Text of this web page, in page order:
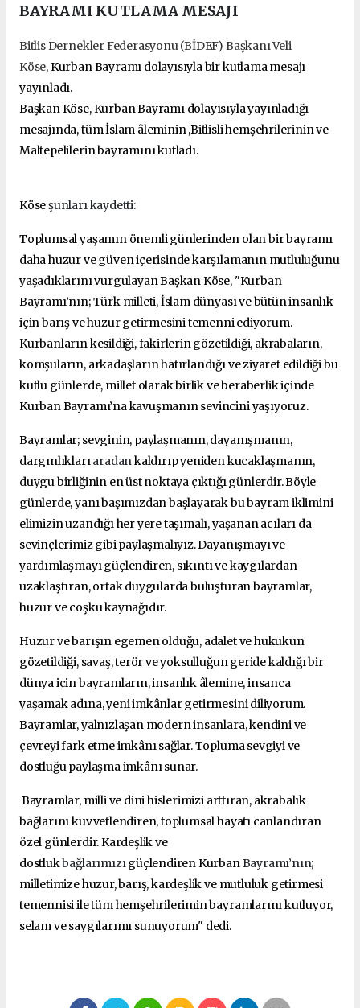
BAYRAMI KUTLAMA MESAJI
Bitlis Dernekler Federasyonu (BİDEF) Başkanı Veli
Köse, Kurban Bayramı dolayısıyla bir kutlama mesajı
yayınladı.
Başkan Köse, Kurban Bayramı dolayısıyla yayınladığı
mesajında, tüm İslam âleminin ,Bitlisli hemşehrilerinin ve
Maltepelilerin bayramını kutladı.
Köseşunları kaydetti:
Toplumsal yaşamın önemli günlerinden olan bir bayramı
daha huzur ve güven içerisinde karşılamanın mutluluğunu
yaşadıklarını vurgulayan Başkan Köse, "Kurban
Bayramı’nın; Türk milleti, İslam dünyası ve bütün insanlık
için barış ve huzur getirmesini temenni ediyorum.
Kurbanların kesildiği, fakirlerin gözetildiği, akrabaların,
komşuların, arkadaşların hatırlandığı ve ziyaret edildiği bu
kutlu günlerde, millet olarak birlik ve beraberlik içinde
Kurban Bayramı’na kavuşmanın sevincini yaşıyoruz.
Bayramlar; sevginin, paylaşmanın, dayanışmanın,
dargınlıklarıaradankaldırıp yeniden kucaklaşmanın,
duygu birliğinin en üst noktaya çıktığı günlerdir. Böyle
günlerde, yanı başımızdan başlayarak bu bayram iklimini
elimizin uzandığı her yere taşımalı, yaşanan acıları da
sevinçlerimiz gibi paylaşmalıyız. Dayanışmayı ve
yardımlaşmayı güçlendiren, sıkıntı ve kaygılardan
uzaklaştıran, ortak duygularda buluşturan bayramlar,
huzur ve coşku kaynağıdır.
Huzur ve barışın egemen olduğu, adalet ve hukukun
gözetildiği, savaş, terör ve yoksulluğun geride kaldığı bir
dünya için bayramların, insanlık âlemine, insanca
yaşamak adına, yeni imkânlar getirmesini diliyorum.
Bayramlar, yalnızlaşan modern insanlara, kendini ve
çevreyi fark etme imkânı sağlar. Topluma sevgiyi ve
dostluğu paylaşma imkânı sunar.
Bayramlar, milli ve dini hislerimizi arttıran, akrabalık
bağlarını kuvvetlendiren, toplumsal hayatı canlandıran
özel günlerdir. Kardeşlik ve
dostlukbağlarımızıgüçlendiren KurbanBayramı’nın;
milletimize huzur, barış, kardeşlik ve mutluluk getirmesi
temennisi ile tüm hemşehrilerimin bayramlarını kutluyor,
selam ve saygılarımı sunuyorum" dedi.